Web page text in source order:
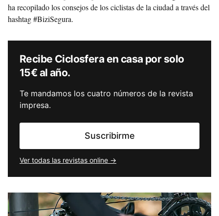
ha recopilado los consejos de los ciclistas de la ciudad a través del
hashtag #BiziSegura.
Recibe Ciclosfera en casa por solo
15€ al año.
Te mandamos los cuatro números de la revista
impresa.
Suscribirme
Ver todas las revistas online →